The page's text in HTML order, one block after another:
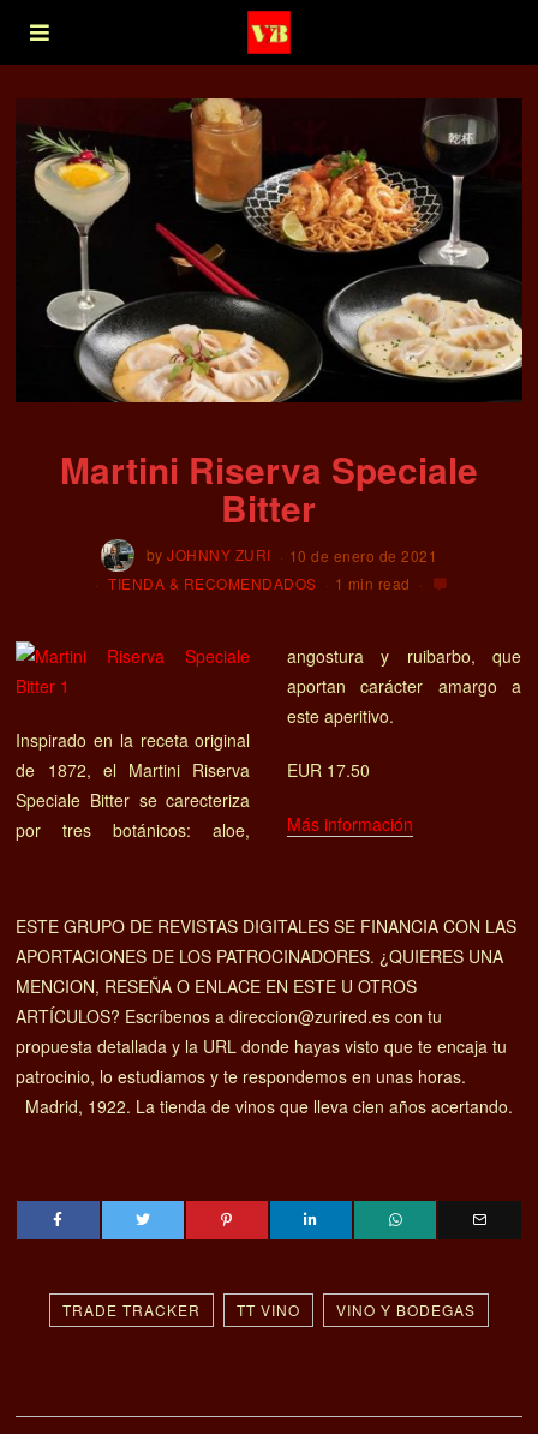
Martini Riserva Speciale
Bitter
byJOHNNY ZURI
10 de enero de 2021
TIENDA & RECOMENDADOS
1 min read
Inspirado en la receta original
de 1872, el Martini Riserva
Speciale Bitter se carecteriza
por tres botánicos: aloe,
angostura y ruibarbo, que
aportan carácter amargo a
este aperitivo.
EUR 17.50
Más información
ESTE GRUPO DE REVISTAS DIGITALES SE FINANCIA CON LAS
APORTACIONES DE LOS PATROCINADORES. ¿QUIERES UNA
MENCION, RESEÑA O ENLACE EN ESTE U OTROS
ARTÍCULOS? Escríbenos a direccion@zurired.es con tu
propuesta detallada y la URL donde hayas visto que te encaja tu
patrocinio, lo estudiamos y te respondemos en unas horas.
Madrid, 1922. La tienda de vinos que lleva cien años acertando.
TRADE TRACKER TT VINO VINO Y BODEGAS